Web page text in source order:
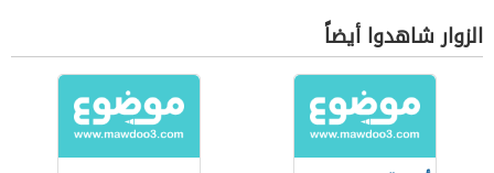
الزوار شاهدوا أيضاً